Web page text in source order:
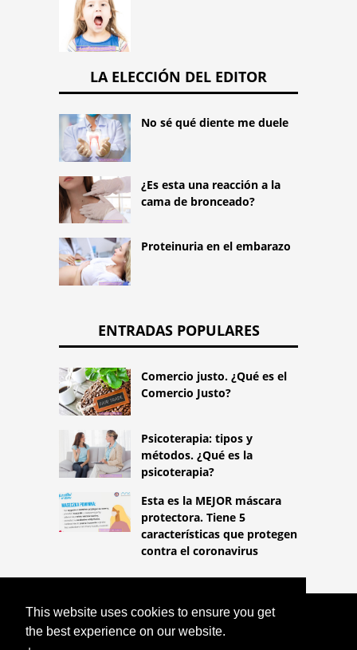
This website uses cookies to ensure you get
the best experience on our website.
LA ELECCIÓN DEL EDITOR
No sé qué diente me duele
¿Es esta una reacción a la
cama de bronceado?
Proteinuria en el embarazo
ENTRADAS POPULARES
Comercio justo. ¿Qué es el
Comercio Justo?
Psicoterapia: tipos y
métodos. ¿Qué es la
psicoterapia?
Esta es la MEJOR máscara
protectora. Tiene 5
características que protegen
contra el coronavirus
COPYRIGHT 2026
HTTPS://LIFESTYLEMED.NET